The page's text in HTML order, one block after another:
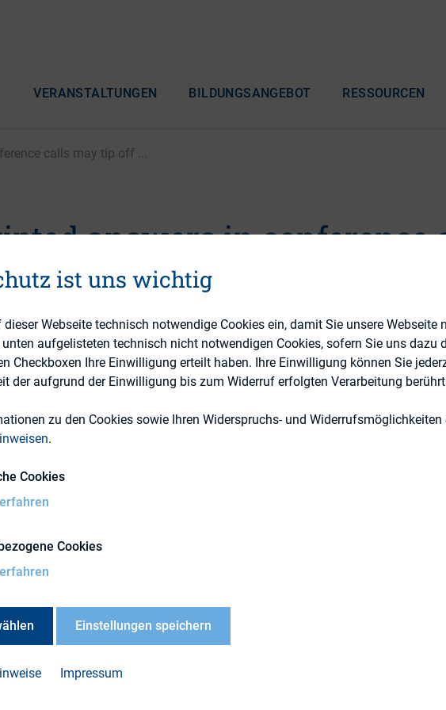
VERANSTALTUNGEN BILDUNGSANGEBOT RESSOURCEN
calls may tip off ...
answers in conference
investors to bad news
2016
IR-Kompetenz
underperform after heavily scripted earnings calls, according
study
at least partially negating the advantage of preparing answers
ist uns wichtig
Webseite technisch notwendige Cookies ein, damit Sie unsere Webseite
aufgelisteten technisch nicht notwendigen Cookies, sofern Sie uns dazu
Checkboxen Ihre Einwilligung erteilt haben. Ihre Einwilligung können Sie
der aufgrund der Einwilligung bis zum Widerruf erfolgten Verarbeitung
zu den Cookies sowie Ihren Widerspruchs- und Widerrufsmöglichkeiten
.
Cookies
Cookies
Einstellungen speichern
Impressum